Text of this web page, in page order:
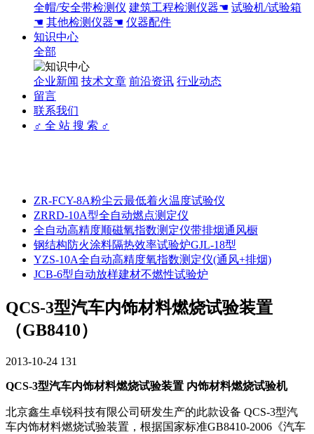
全帽/安全带检测仪 建筑工程检测仪器☚ 试验机/试验箱
☚ 其他检测仪器☚ 仪器配件
知识中心
全部
企业新闻 技术文章 前沿资讯 行业动态
留言
联系我们
♂ 全 站 搜 索 ♂
ZR-FCY-8A粉尘云最低着火温度试验仪
ZRRD-10A型全自动燃点测定仪
全自动高精度顺磁氧指数测定仪带排烟通风橱
钢结构防火涂料隔热效率试验炉GJL-18型
YZS-10A全自动高精度氧指数测定仪(通风+排烟)
JCB-6型自动放样建材不燃性试验炉
QCS-3型汽车内饰材料燃烧试验装置
（GB8410）
2013-10-24 131
QCS-3型汽车内饰材料燃烧试验装置 内饰材料燃烧试验机
北京鑫生卓锐科技有限公司研发生产的此款设备 QCS-3型汽
车内饰材料燃烧试验装置，根据国家标准GB8410-2006《汽车